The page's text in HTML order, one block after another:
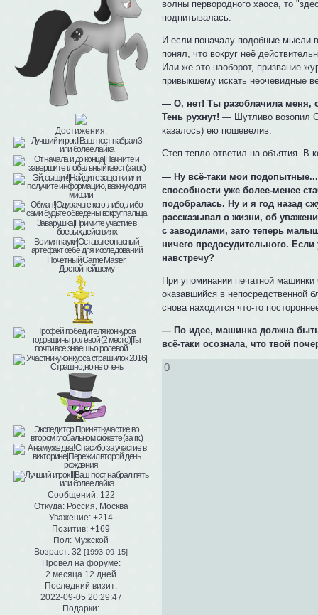
Достижения:
Сообщений:122
Откуда:Россия, Москва
Уважение: +214
Позитив: +169
Пол: Мужской
Возраст: 32 [1993-09-15]
Провел на форуме:
2 месяца 12 дней
Последний визит:
2022-09-05 20:29:47
Подарки:
волны первородного хаоса, то
подпитывалась.
И если поначалу подобные мысли
понял, что вокруг неё
Или же это наоборот, призвание
привыкшему искать неочевидные
— О, нет! Ты разоблачила меня,
Тень рухнут! — Шутливо возопил
казалось) ею пошевелив.
Степ тепло ответил на объятия. В
— Ну всё-таки мои
способности уже более-менее
подобралась. Ну и я год назад
рассказывал о жизни, об
с заводилами, зато теперь
ничего предосудительного.
навстречу?
При упоминании печатной
оказавшийся в непосредственной
снова находится что-то
— По идее, машинка должна быть
всё-таки осознала, что твой
0